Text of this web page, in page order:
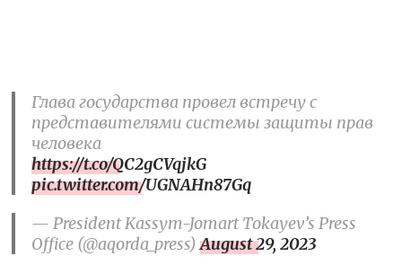
Глава государства провел встречу с
представителями системы защиты прав
человека
https://t.co/QC2gCVqjkG
pic.twitter.com/UGNAHn87Gq
— President Kassym-Jomart Tokayev’s Press
Office (@aqorda_press)August 29, 2023